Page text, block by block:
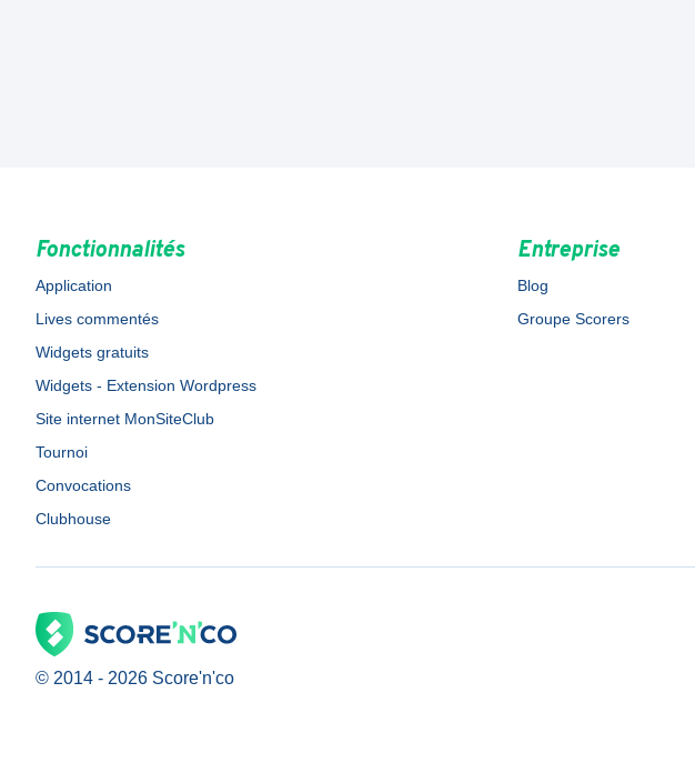
Fonctionnalités
Application
Lives commentés
Widgets gratuits
Widgets - Extension Wordpress
Site internet MonSiteClub
Tournoi
Convocations
Clubhouse
Entreprise
Blog
Groupe Scorers
© 2014 - 2026 Score'n'co